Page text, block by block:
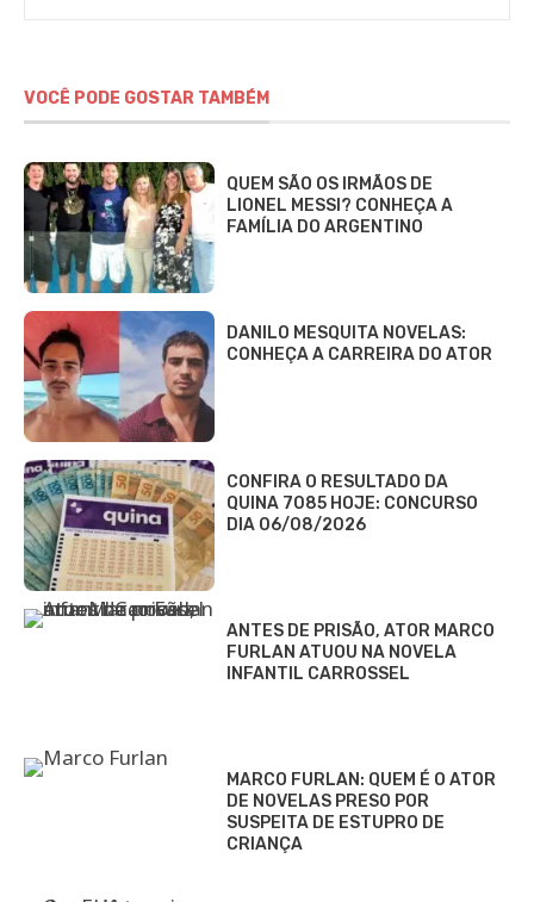
VOCÊ PODE GOSTAR TAMBÉM
QUEM SÃO OS IRMÃOS DE
LIONEL MESSI? CONHEÇA A
FAMÍLIA DO ARGENTINO
DANILO MESQUITA NOVELAS:
CONHEÇA A CARREIRA DO ATOR
CONFIRA O RESULTADO DA
QUINA 7085 HOJE: CONCURSO
DIA 06/08/2026
ANTES DE PRISÃO, ATOR MARCO
FURLAN ATUOU NA NOVELA
INFANTIL CARROSSEL
MARCO FURLAN: QUEM É O ATOR
DE NOVELAS PRESO POR
SUSPEITA DE ESTUPRO DE
CRIANÇA